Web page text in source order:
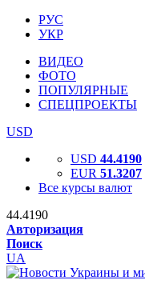
РУС
УКР
ВИДЕО
ФОТО
ПОПУЛЯРНЫЕ
СПЕЦПРОЕКТЫ
USD
USD 44.4190
EUR 51.3207
Все курсы валют
44.4190
Авторизация
Поиск
UA